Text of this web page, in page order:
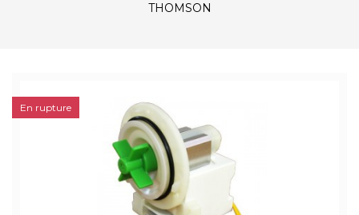
THOMSON
En rupture